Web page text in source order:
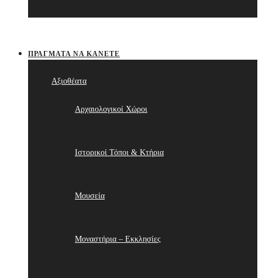
ΠΡΆΓΜΑΤΑ ΝΑ ΚΆΝΕΤΕ
Αξιοθέατα
Αρχαιολογικοί Χώροι
Ιστορικοί Τόποι & Κτήρια
Μουσεία
Μοναστήρια – Εκκλησίες